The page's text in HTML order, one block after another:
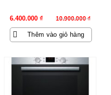
10.900.000₫
Giá
gốc
là:
6.400.000 ₫
Giá
hiện
tại
Thêm vào giỏ hàng